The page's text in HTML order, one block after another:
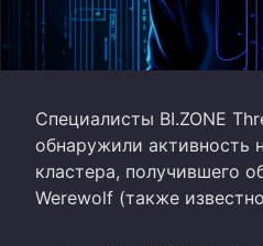
Специалисты BI.ZONE
обнаружили активность
кластера, получившего
Werewolf (также